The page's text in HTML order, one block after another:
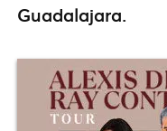
Guadalajara.